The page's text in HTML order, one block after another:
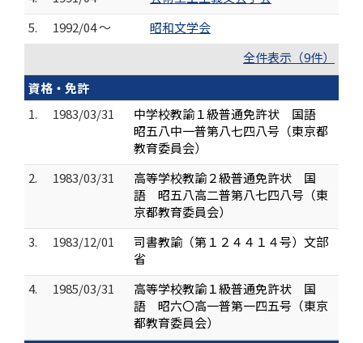
5.
1992/04 ～
昭和文学会
全件表示（9件）
資格・免許
1.
1983/03/31
中学校教諭１級普通免許状 国語
昭五八中一普第八七四八号（東京都
教育委員会）
2.
1983/03/31
高等学校教諭２級普通免許状 国
語 昭五八高二普第八七四八号（東
京都教育委員会）
3.
1983/12/01
司書教諭（第１２４４１４号）文部
省
4.
1985/03/31
高等学校教諭１級普通免許状 国
語 昭六〇高一普第一四五号（東京
都教育委員会）